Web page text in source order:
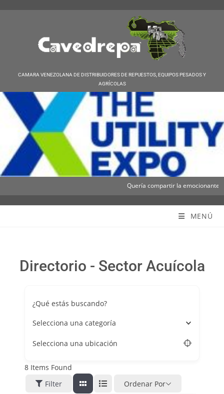
CAMARA VENEZOLANA DE DISTRIBUIDORES DE REPUESTOS, EQUIPOS PESADOS Y
AGRÍCOLAS
Quería compartir la emocionante
MENÚ
Directorio - Sector Acuícola
¿Qué estás buscando?
Selecciona una categoría
Selecciona una ubicación
8 Items Found
Filter
Ordenar Por